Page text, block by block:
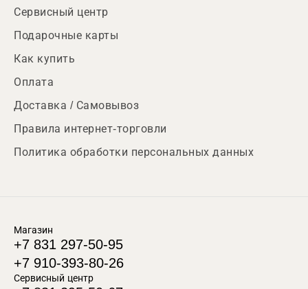
Сервисный центр
Подарочные карты
Как купить
Оплата
Доставка / Самовывоз
Правила интернет-торговли
Политика обработки персональных данных
Магазин
+7 831 297-50-95
+7 910-393-80-26
Сервисный центр